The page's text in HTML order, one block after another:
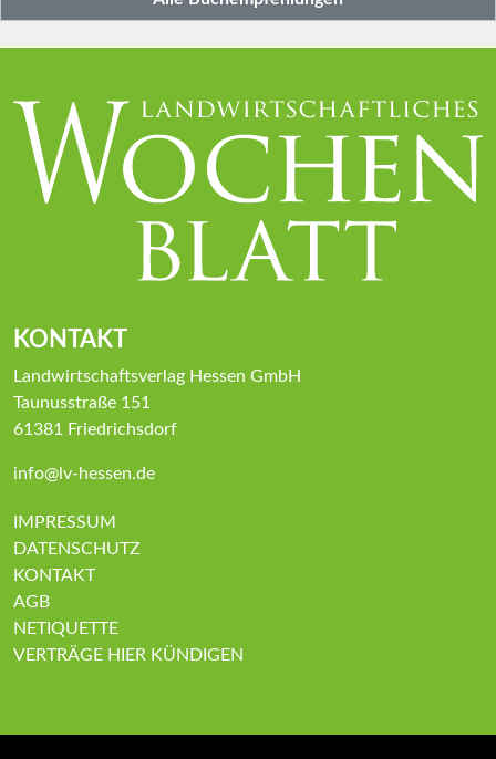
KONTAKT
Landwirtschaftsverlag Hessen GmbH
Taunusstraße 151
61381 Friedrichsdorf
info@lv-hessen.de
IMPRESSUM
DATENSCHUTZ
KONTAKT
AGB
NETIQUETTE
VERTRÄGE HIER KÜNDIGEN